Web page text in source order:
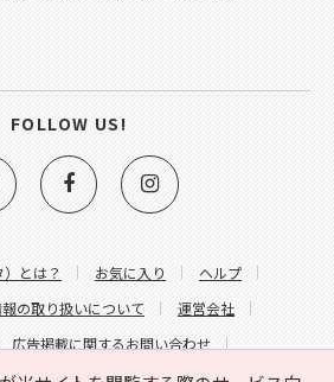
とは？ お気に入り
ヘルプ
の取り扱いについて
運営会社
広告掲載に関するお問い合わせ
FOLLOW US!